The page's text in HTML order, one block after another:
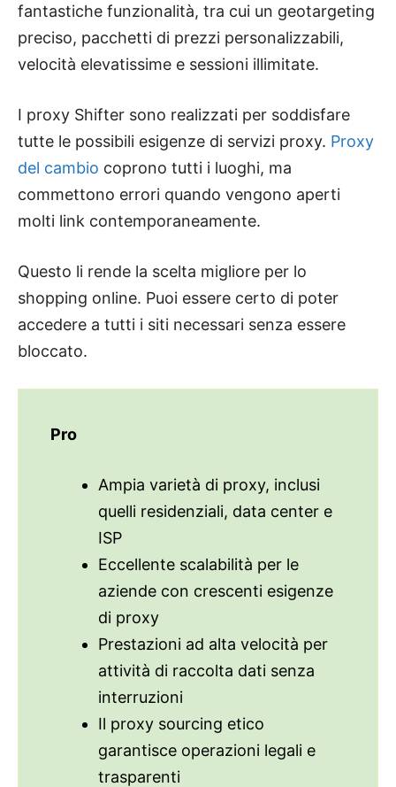
fantastiche funzionalità, tra cui un geotargeting
preciso, pacchetti di prezzi personalizzabili,
velocità elevatissime e sessioni illimitate.
I proxy Shifter sono realizzati per soddisfare
tutte le possibili esigenze di servizi proxy. Proxy
del cambio coprono tutti i luoghi, ma
commettono errori quando vengono aperti
molti link contemporaneamente.
Questo li rende la scelta migliore per lo
shopping online. Puoi essere certo di poter
accedere a tutti i siti necessari senza essere
bloccato.
Pro
Ampia varietà di proxy, inclusi
quelli residenziali, data center e
ISP
Eccellente scalabilità per le
aziende con crescenti esigenze
di proxy
Prestazioni ad alta velocità per
attività di raccolta dati senza
interruzioni
Il proxy sourcing etico
garantisce operazioni legali e
trasparenti